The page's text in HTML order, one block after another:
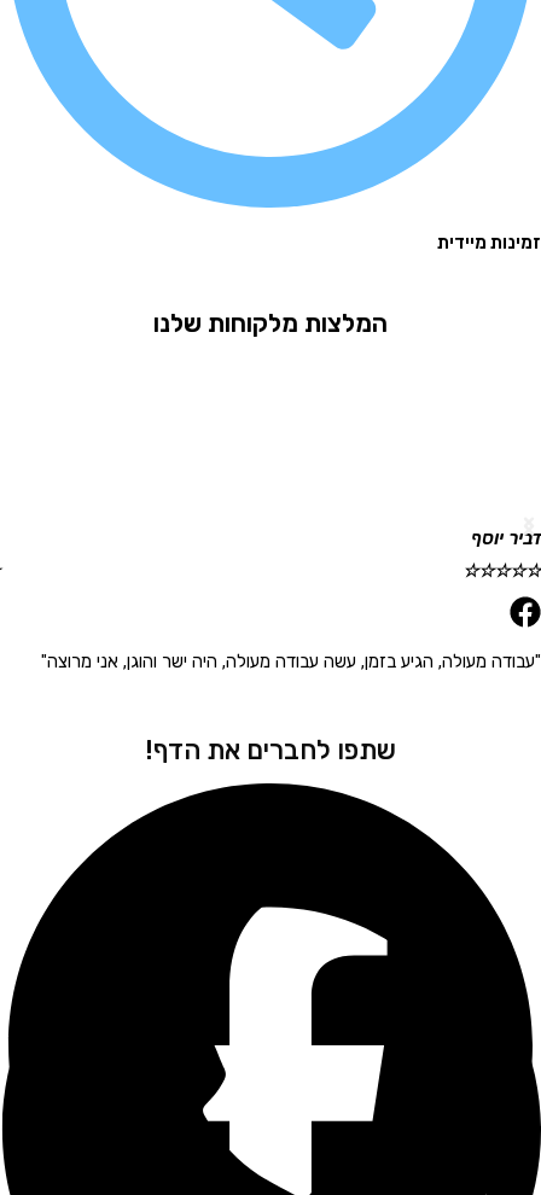
מיידית
המלצות מלקוחות שלנו
☆
☆
מעולה, הגיע בזמן, עשה עבודה מעולה, היה ישר והוגן, אני מרוצה"
שתפו לחברים את הדף!